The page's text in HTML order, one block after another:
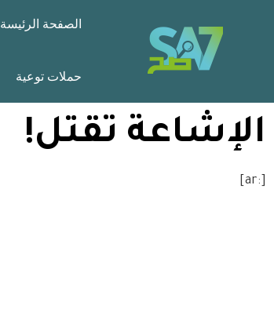
الصفحة الرئيسة
حملات توعية
الإشاعة تقتل!
[:ar]